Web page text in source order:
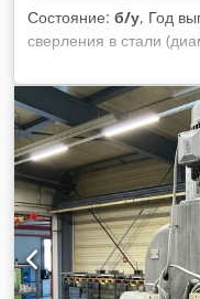
Состояние: б/у, Год
сверления в стали
мм. Ход сверления
150–2000 об/мин.
115 мм. Общая
станка около 275 кг.
размеры: около